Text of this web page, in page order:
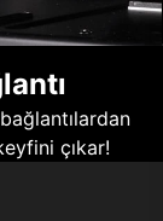
çıkar!